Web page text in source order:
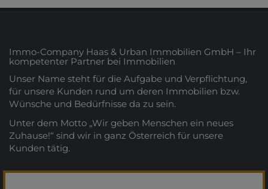
Immo-Company Haas & Urban Immobilien GmbH – Ihr
kompetenter Partner bei Immobilien
Unser Name steht für die Aufgabe und Verpflichtung,
für unsere Kunden rund um deren Immobilien bzw.
Wünsche und Bedürfnisse da zu sein.
Unter dem Motto „Wir geben Menschen ein neues
Zuhause!“ sind wir in ganz Österreich für unsere
Kunden tätig.